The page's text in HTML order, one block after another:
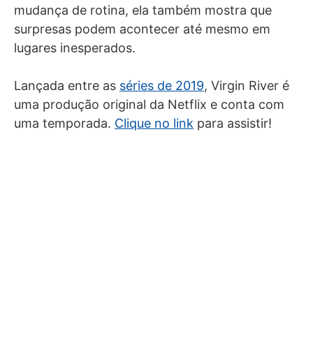
mudança de rotina, ela também mostra que
surpresas podem acontecer até mesmo em
lugares inesperados.
Lançada entre as séries de 2019, Virgin River é
uma produção original da Netflix e conta com
uma temporada. Clique no link para assistir!